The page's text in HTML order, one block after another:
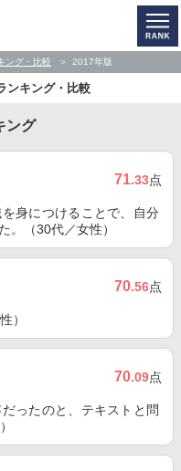
ング・比較 2017年版
ンキング・比較
ング
71.33点
身につけることで、自分
。（30代／女性）
70.56点
）
70.09点
ったのと、テキストと問